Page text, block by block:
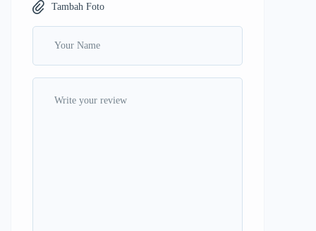
Tambah Foto